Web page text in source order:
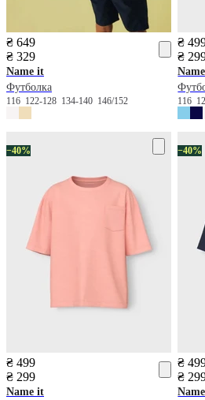
₴ 649
₴ 329
Name it
Футболка
116 122-128 134-140 146/152
₴
₴
116
−40%
₴ 499
₴ 299
Name it
−40%
₴
₴